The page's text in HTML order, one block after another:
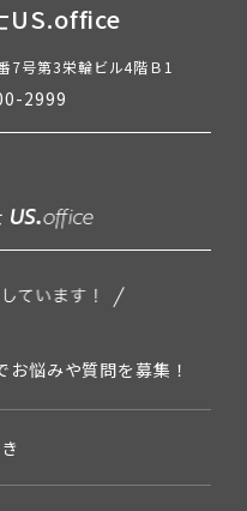
US.office
7号第3栄輪ビル4階Ｂ1
2999
悩みや質問を募集！